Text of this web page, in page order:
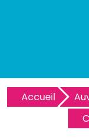
Accueil